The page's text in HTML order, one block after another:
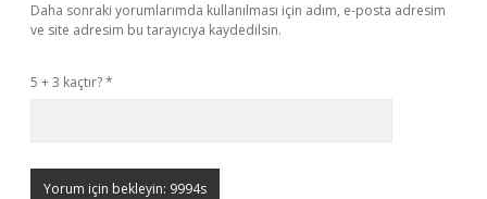
Daha sonraki yorumlarımda kullanılması için adım, e-posta adresim
ve site adresim bu tarayıcıya kaydedilsin.
5 + 3 kaçtır?*